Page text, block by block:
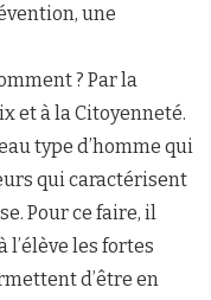
une
? Par la
et à la Citoyenneté.
type d’homme qui
qui caractérisent
Pour ce faire, il
l’élève les fortes
d’être en